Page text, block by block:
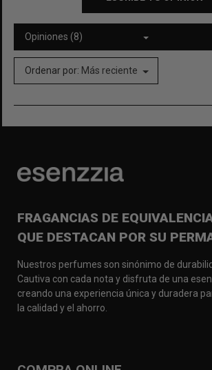
Opiniones (8)
Ordenar por: Más reciente
FRAGANCIAS DE
QUE DESTACAN POR SU
Nuestros perfumes son sinónimo de
Cautiva con cada nota y disfruta de una
creando una experiencia única y duradera
la calidad y el ahorro.